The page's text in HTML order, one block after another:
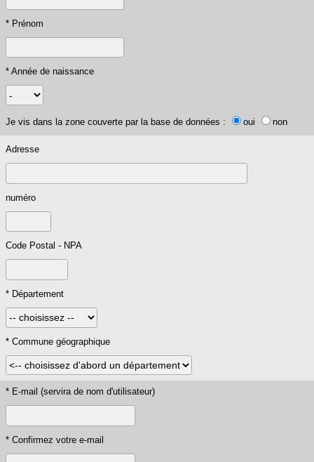
* Prénom
* Année de naissance
Je vis dans la zone couverte par la base de données : oui non
Adresse
numéro
Code Postal - NPA
* Département
* Commune géographique
* E-mail (servira de nom d'utilisateur)
* Confirmez votre e-mail